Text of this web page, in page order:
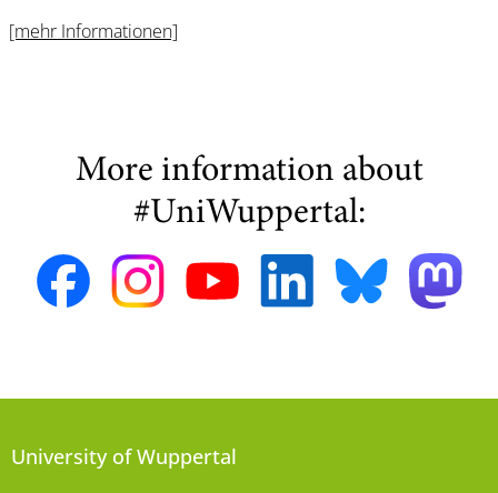
[mehr Informationen]
More information about
#UniWuppertal:
University of Wuppertal